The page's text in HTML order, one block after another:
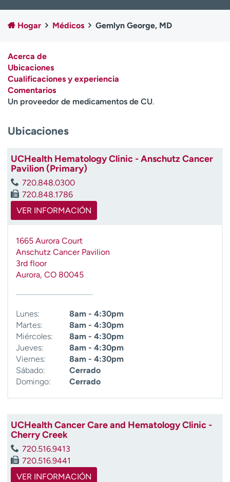
Empleados
Profesionales
Contáctenos
A
y
d
a
e
e
n
c
Hogar Médicos Gemlyn George, MD
Acerca de
Ubicaciones
Cualificaciones y experiencia
Comentarios
Un proveedor de medicamentos de CU.
Ubicaciones
UCHealth Hematology Clinic - Anschutz Cancer
Pavilion (Primary)
720.848.0300
720.848.1786
VER INFORMACIÓN
1665 Aurora Court
Anschutz Cancer Pavilion
3rd floor
Aurora, CO 80045
Lunes:
8am - 4:30pm
Martes:
8am - 4:30pm
Miércoles:
8am - 4:30pm
Jueves:
8am - 4:30pm
Viernes:
8am - 4:30pm
Sábado:
Cerrado
Domingo:
Cerrado
UCHealth Cancer Care and Hematology Clinic -
Cherry Creek
720.516.9413
720.516.9441
VER INFORMACIÓN